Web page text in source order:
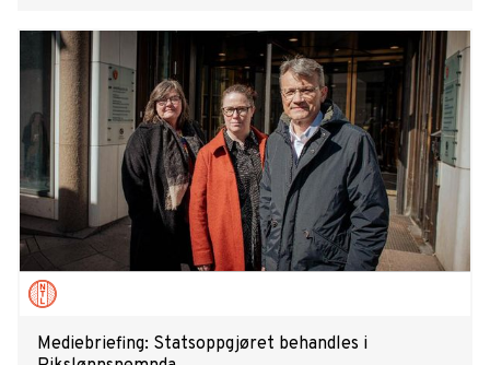
Mediebriefing: Statsoppgjøret behandles i